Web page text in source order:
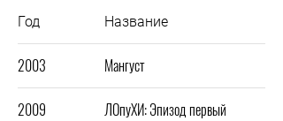
Год Название
2003 Мангуст
2009 ЛОпуХИ: Эпизод первый